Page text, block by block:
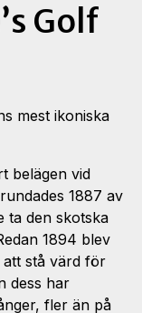
Golf
mest ikoniska
belägen vid
1887 av
ta den skotska
1894 blev
stå värd för
dess har
fler än på